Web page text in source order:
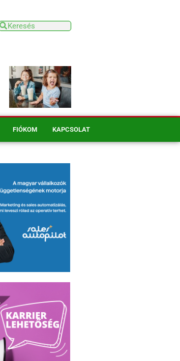
FIÓKOM KAPCSOLAT